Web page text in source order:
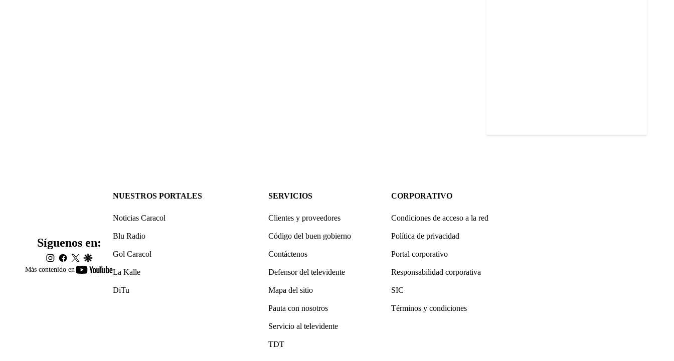
Más contenido en
youtube-
Síguenos en:
instagram
facebook
twittergoogle
NUESTROS PORTALES
Noticias Caracol
Blu Radio
Gol Caracol
La Kalle
DiTu
SERVICIOS
Clientes y proveedores
Código del buen gobierno
Contáctenos
Defensor del televidente
Mapa del sitio
Pauta con nosotros
Servicio al televidente
TDT
CORPORATIVO
Condiciones de acceso a la red
Política de privacidad
Portal corporativo
Responsabilidad corporativa
SIC
Términos y condiciones